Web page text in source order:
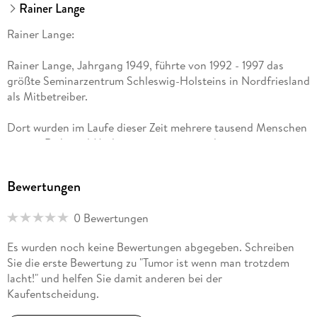
Rainer Lange
Rainer Lange:
Rainer Lange, Jahrgang 1949, führte von 1992 - 1997 das
größte Seminarzentrum Schleswig-Holsteins in Nordfriesland
als Mitbetreiber.
Dort wurden im Laufe dieser Zeit mehrere tausend Menschen
u. a. an Reiki und Meditation, sowie an andere
Hier ist auch der inzwischen weltweit bekannte CD-Bestseller
seitdem, neben als Verleger, als Musik-Komponist und
Buchautor betätigt. Ferner konnte er damit auch ähnlich
denkenden Autoren eine Plattform bereitstellen.
Bewertungen
0 Bewertungen
Es wurden noch keine Bewertungen abgegeben. Schreiben
Sie die erste Bewertung zu "Tumor ist wenn man trotzdem
lacht!" und helfen Sie damit anderen bei der
Kaufentscheidung.